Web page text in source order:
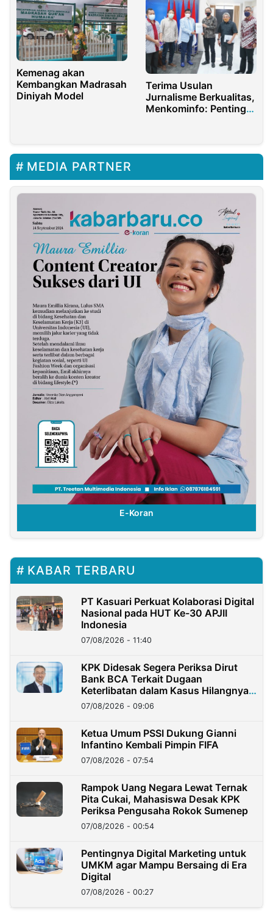
Kemenag akan
Kembangkan Madrasah
Diniyah Model
Terima Usulan
Jurnalisme Berkualitas,
Menkominfo: Penting
MEDIA PARTNER
E-Koran
KABAR TERBARU
PT Kasuari Perkuat Kolaborasi Digital
Nasional pada HUT Ke-30 APJII
Indonesia
07/08/2026 - 11:40
KPK Didesak Segera Periksa Dirut
Bank BCA Terkait Dugaan
Keterlibatan dalam Kasus Hilangnya
Dana Nasabah Rp2,58 Miliar
07/08/2026 - 09:06
Ketua Umum PSSI Dukung Gianni
Infantino Kembali Pimpin FIFA
07/08/2026 - 07:54
Rampok Uang Negara Lewat Ternak
Pita Cukai, Mahasiswa Desak KPK
Periksa Pengusaha Rokok Sumenep
07/08/2026 - 00:54
Pentingnya Digital Marketing untuk
UMKM agar Mampu Bersaing di Era
Digital
07/08/2026 - 00:27